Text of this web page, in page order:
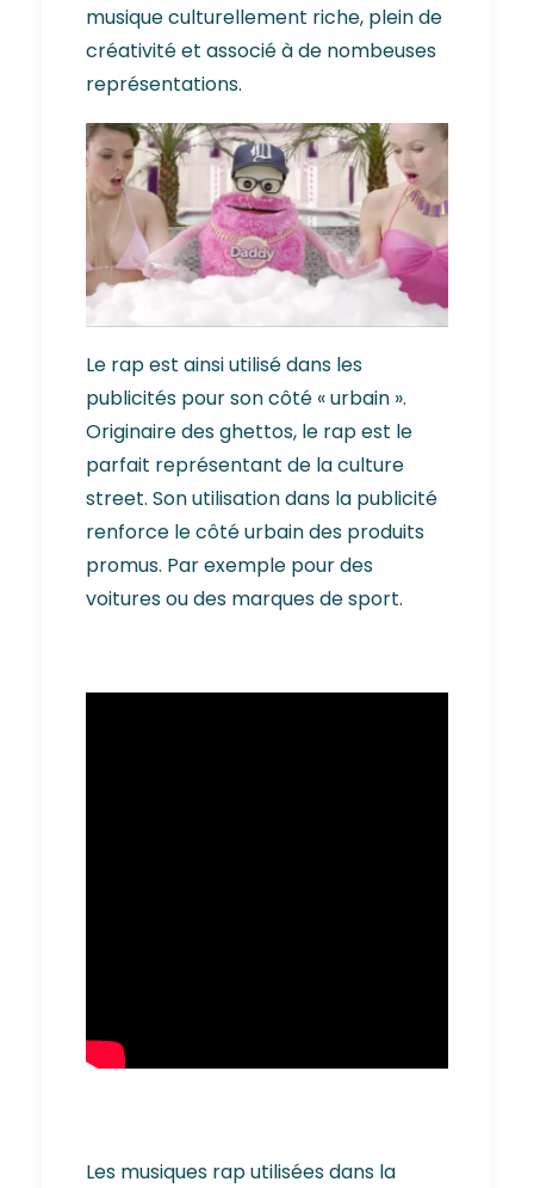
musique culturellement riche, plein de
créativité et associé à de nombeuses
représentations.
Le rap est ainsi utilisé dans les
publicités pour son côté « urbain ».
Originaire des ghettos, le rap est le
parfait représentant de la culture
street. Son utilisation dans la publicité
renforce le côté urbain des produits
promus. Par exemple pour des
voitures ou des marques de sport.
Les musiques rap utilisées dans la